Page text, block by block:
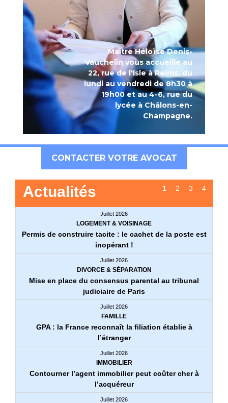
Maître Héloïse Denis-
Vauchelin vous accueille au
22, rue de l'Isle à Reims, du
lundi au vendredi de 8h30 à
19h00 et au 4-6, rue du
lycée à Châlons-en-
Champagne.
CONTACTER VOTRE AVOCAT
Actualités 1 - 2 - 3 - 4
Juillet 2026
LOGEMENT & VOISINAGE
Permis de construire tacite : le cachet de la poste est
inopérant !
Juillet 2026
DIVORCE & SÉPARATION
Mise en place du consensus parental au tribunal
judiciaire de Paris
Juillet 2026
FAMILLE
GPA : la France reconnaît la filiation établie à
l’étranger
Juillet 2026
IMMOBILIER
Contourner l’agent immobilier peut coûter cher à
l’acquéreur
Juillet 2026